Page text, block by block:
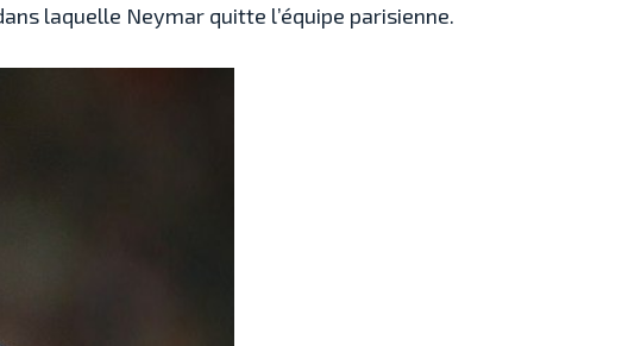
laquelle Neymar quitte l’équipe parisienne.